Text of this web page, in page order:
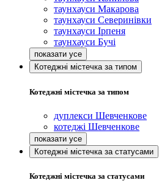
таунхауси Макарова
таунхауси Северинівки
таунхауси Ірпеня
таунхауси Бучі
Котеджні містечка за типом
Котеджні містечка за типом
дуплекси Шевченкове
котеджі Шевченкове
Котеджні містечка за статусами
Котеджні містечка за статусами